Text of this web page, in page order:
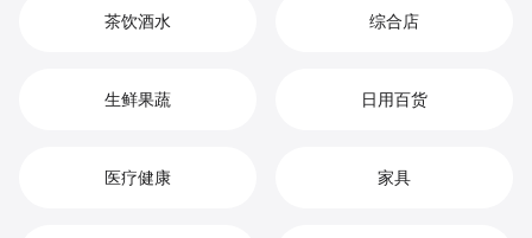
茶饮酒水 综合店
生鲜果蔬 日用百货
医疗健康 家具